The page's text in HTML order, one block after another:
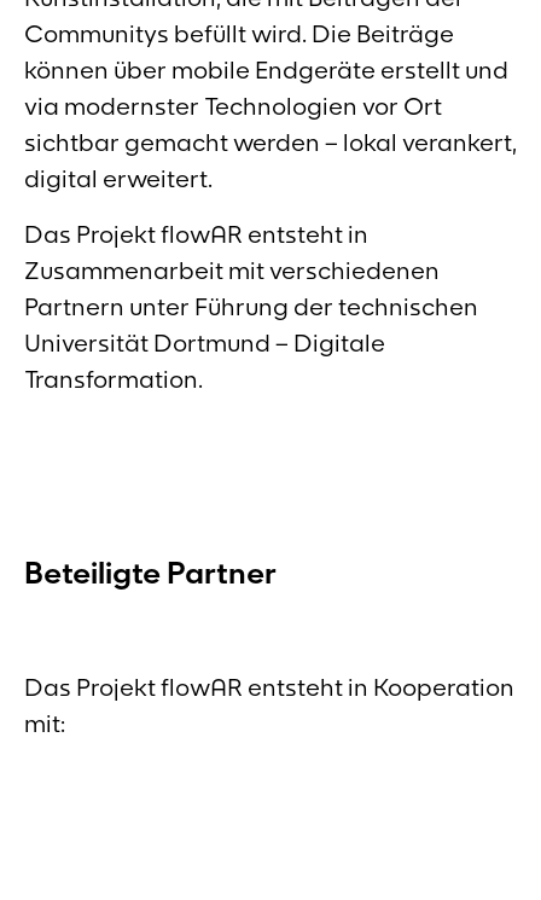
Communitys befüllt wird. Die Beiträge
können über mobile Endgeräte erstellt und
via modernster Technologien vor Ort
sichtbar gemacht werden – lokal verankert,
digital erweitert.
Das Projekt flowAR entsteht in
Zusammenarbeit mit verschiedenen
Partnern unter Führung der technischen
Universität Dortmund – Digitale
Transformation.
Beteiligte Partner
Das Projekt flowAR entsteht in Kooperation
mit: